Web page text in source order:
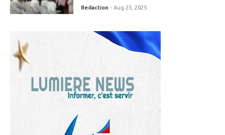
Redaction - Aug 23, 2025